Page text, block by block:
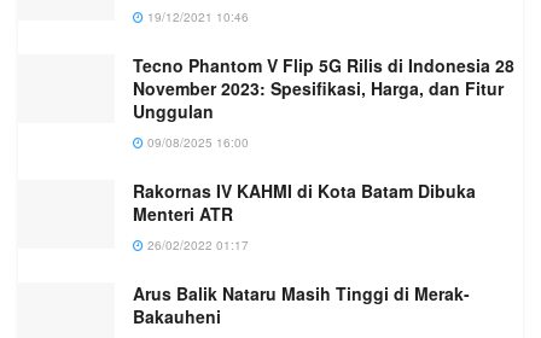
19/12/2021 10:46
Tecno Phantom V Flip 5G Rilis di Indonesia 28
November 2023: Spesifikasi, Harga, dan Fitur
Unggulan
09/08/2025 16:00
Rakornas IV KAHMI di Kota Batam Dibuka
Menteri ATR
26/02/2022 01:17
Arus Balik Nataru Masih Tinggi di Merak-
Bakauheni